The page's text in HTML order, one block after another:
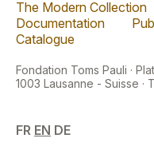
The Modern Collection
Documentation
Catalogue
Fondation Toms Pauli ·
1003 Lausanne - Suisse ·
FR EN DE